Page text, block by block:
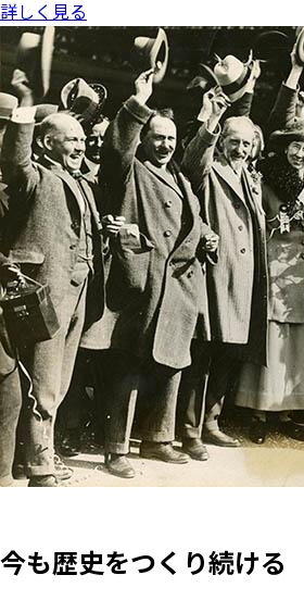
詳しく見る
今も歴史をつくり続ける